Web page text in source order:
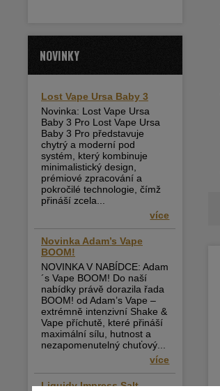
NOVINKY
Lost Vape Ursa Baby 3
Novinka: Lost Vape Ursa
Baby 3 Pro Lost Vape Ursa
Baby 3 Pro představuje
chytrý a moderní pod
systém, který kombinuje
minimalistický design,
prémiové zpracování a
pokročilé technologie, čímž
přináší zcela...
více
Novinka Adam’s Vape
BOOM!
NOVINKA V NABÍDCE: Adam
´s Vape BOOM! Do naší
nabídky právě dorazila řada
BOOM! od Adam’s Vape –
extrémně intenzivní Shake &
Vape příchutě, které přináší
maximální sílu, hutnost a
nezapomenutelný chuťový...
více
Liquidy Impress Salt